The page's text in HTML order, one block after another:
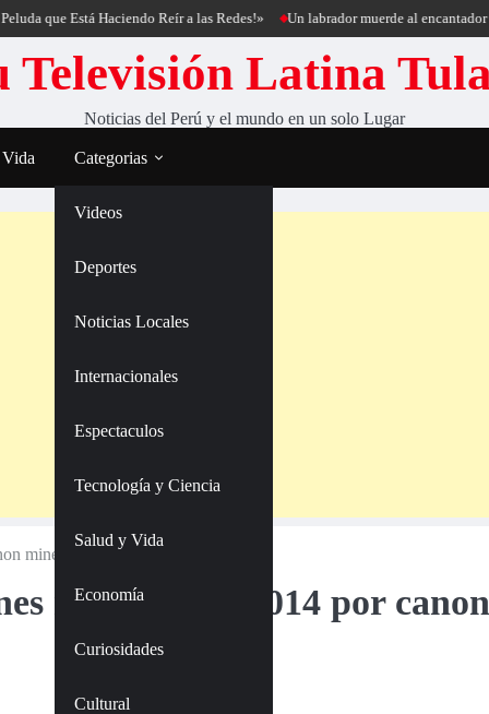
Está Haciendo Reír a las Redes!» Un labrador muerde al encantador de
Televisión Latina
Noticias del Perú y el mundo en un solo Lugar
Categorias
Videos
Deportes
Noticias Locales
Internacionales
Espectaculos
Tecnología y Ciencia
Salud y Vida
Economía
Curiosidades
Cultural
minero
menos en el 2014 por canon